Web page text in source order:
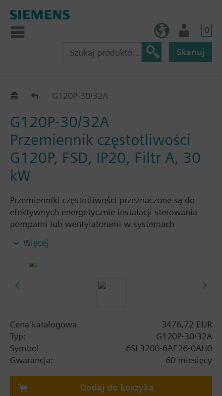
0
Skanuj
G120P..2AG120P-30/32A
G120P-30/32A
Przemiennik częstotliwości
G120P, FSD, IP20, Filtr A, 30
kW
Przemienniki częstotliwości przeznaczone są do
efektywnych energetycznie instalacji sterowania
pompami lub wentylatorami w systemach
oraz jednostkę sterującą CU230P-2 BT bez panelu
Informacje dodatkowe
Przy zastosowaniu panelu operatorskiego BOP-2 lub
pokrywy maskującej głębokość wzrasta o 10 mm, a
z IOP-2 o 20 mm.
Więcej
Cena katalogowa
3476,72 EUR
Typ:
G120P-30/32A
Symbol
6SL3200-6AE26-0AH0
Gwarancja:
60 miesięcy
Dodaj do koszyka